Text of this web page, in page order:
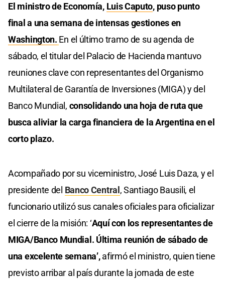
El ministro de Economía, Luis Caputo, puso punto
final a una semana de intensas gestiones en
Washington. En el último tramo de su agenda de
sábado, el titular del Palacio de Hacienda mantuvo
reuniones clave con representantes del Organismo
Multilateral de Garantía de Inversiones (MIGA) y del
Banco Mundial, consolidando una hoja de ruta que
busca aliviar la carga financiera de la Argentina en el
corto plazo.
Acompañado por su viceministro, José Luis Daza, y el
presidente del Banco Central, Santiago Bausili, el
funcionario utilizó sus canales oficiales para oficializar
el cierre de la misión: ‘Aquí con los representantes de
MIGA/Banco Mundial. Última reunión de sábado de
una excelente semana’,afirmó el ministro, quien tiene
previsto arribar al país durante la jornada de este